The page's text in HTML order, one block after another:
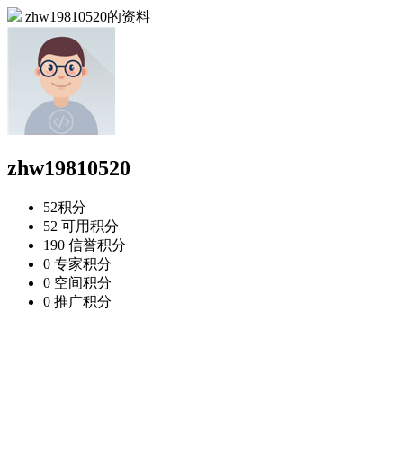
zhw19810520的资料
zhw19810520
52积分
52 可用积分
190 信誉积分
0 专家积分
0 空间积分
0 推广积分